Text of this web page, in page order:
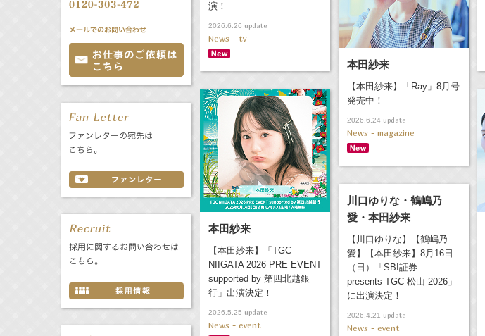
演！
2026.6.26 update
News - tv
本田紗来
【本田紗来】「Ray」8月号
発売中！
2026.6.24 update
News - magazine
本田紗来
【本田紗来】「TGC
NIIGATA 2026 PRE EVENT
supported by 第四北越銀
行」出演決定！
2026.5.25 update
News - event
川口ゆりな・鶴嶋乃
愛・本田紗来
【川口ゆりな】【鶴嶋乃
愛】【本田紗来】8月16日
（日）「SBI証券
presents TGC 松山 2026」
に出演決定！
2026.4.21 update
News - event
あ か
さ
た
な
は
ま
や
ら
わ